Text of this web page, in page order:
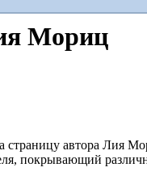
Мориц
страницу автора Лия
покрывающий